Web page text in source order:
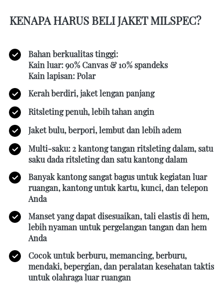
KENAPA HARUS BELI JAKET MILSPEC?
Bahan berkualitas tinggi:
Kain luar: 90% Canvas & 10% spandeks
Kain lapisan: Polar
Kerah berdiri, jaket lengan panjang
Ritsleting penuh, lebih tahan angin
Jaket bulu, berpori, lembut dan lebih adem
Multi-saku: 2 kantong tangan ritsleting dalam, satu
saku dada ritsleting dan satu kantong dalam
Banyak kantong sangat bagus untuk kegiatan luar
ruangan, kantong untuk kartu, kunci, dan telepon
Anda
Manset yang dapat disesuaikan, tali elastis di hem,
lebih nyaman untuk pergelangan tangan dan hem
Anda
Cocok untuk berburu, memancing, berburu,
mendaki, bepergian, dan peralatan kesehatan taktis
untuk olahraga luar ruangan